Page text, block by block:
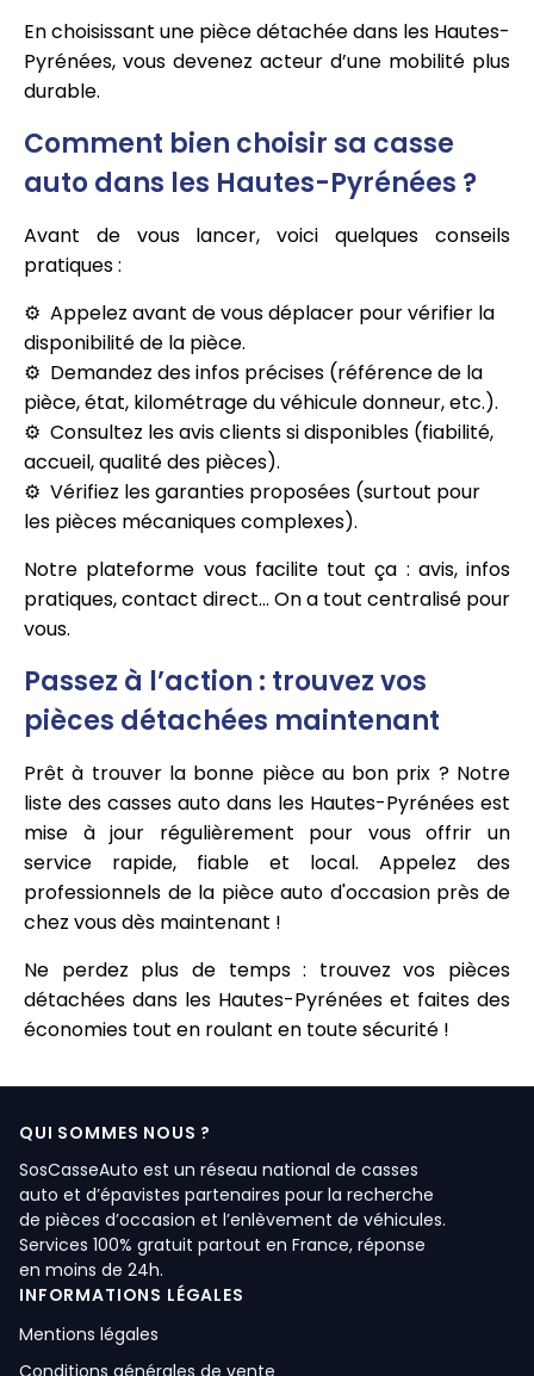
En choisissant une pièce détachée dans les Hautes-
Pyrénées, vous devenez acteur d’une mobilité plus
durable.
Comment bien choisir sa casse
auto dans les Hautes-Pyrénées ?
Avant de vous lancer, voici quelques conseils
pratiques :
Appelez avant de vous déplacer pour vérifier la
disponibilité de la pièce.
Demandez des infos précises (référence de la
pièce, état, kilométrage du véhicule donneur, etc.).
Consultez les avis clients si disponibles (fiabilité,
accueil, qualité des pièces).
Vérifiez les garanties proposées (surtout pour
les pièces mécaniques complexes).
Notre plateforme vous facilite tout ça : avis, infos
pratiques, contact direct… On a tout centralisé pour
vous.
Passez à l’action : trouvez vos
pièces détachées maintenant
Prêt à trouver la bonne pièce au bon prix ? Notre
liste des casses auto dans les Hautes-Pyrénées est
mise à jour régulièrement pour vous offrir un
service rapide, fiable et local. Appelez des
professionnels de la pièce auto d'occasion près de
chez vous dès maintenant !
Ne perdez plus de temps : trouvez vos pièces
détachées dans les Hautes-Pyrénées et faites des
économies tout en roulant en toute sécurité !
QUI SOMMES NOUS ?
SosCasseAuto est un réseau national de casses
auto et d’épavistes partenaires pour la recherche
de pièces d’occasion et l’enlèvement de véhicules.
Services 100% gratuit partout en France, réponse
en moins de 24h.
INFORMATIONS LÉGALES
Mentions légales